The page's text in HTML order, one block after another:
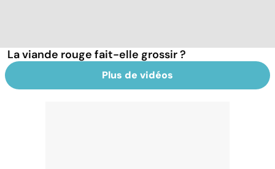
La viande rouge fait-elle grossir ?
Plus de vidéos